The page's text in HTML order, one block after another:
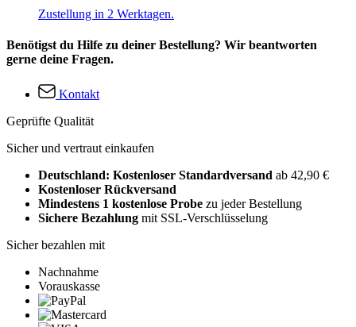
Zustellung in 2 Werktagen.
Benötigst du Hilfe zu deiner Bestellung? Wir beantworten
gerne deine Fragen.
Kontakt
Geprüfte Qualität
Sicher und vertraut einkaufen
Deutschland: Kostenloser Standardversand ab 42,90 €
Kostenloser Rückversand
Mindestens 1 kostenlose Probe zu jeder Bestellung
Sichere Bezahlung mit SSL-Verschlüsselung
Sicher bezahlen mit
Nachnahme
Vorauskasse